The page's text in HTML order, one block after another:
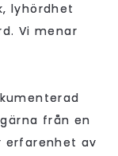
lyhördhet
Vi menar
från en
erfarenhet av